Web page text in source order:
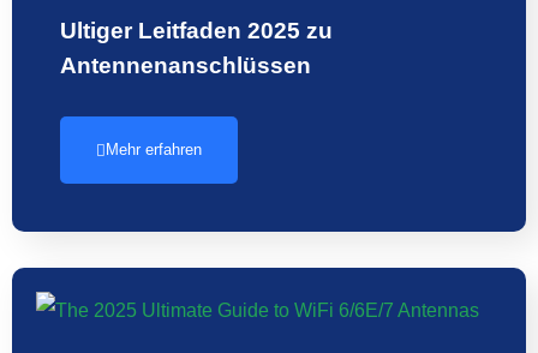
Ultiger Leitfaden 2025 zu
Antennenanschlüssen
Mehr erfahren